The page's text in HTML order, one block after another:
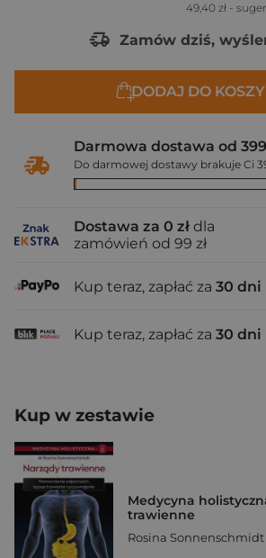
49,40 zł -
Zamów dziś,
DODAJ DO
Darmowa dostawa od 399
Do darmowej dostawy brakuje Ci
Dostawa za 0 zł dla
zamówień od 99 zł
Kup teraz, zapłać za 30 dni
Kup teraz, zapłać za 30 dni
Kup w zestawie
Medycyna
trawienne
Rosina Sonnenschmidt